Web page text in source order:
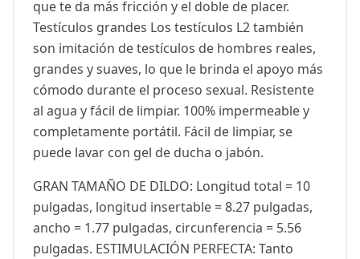
que te da más fricción y el doble de placer.
Testículos grandes Los testículos L2 también
son imitación de testículos de hombres reales,
grandes y suaves, lo que le brinda el apoyo más
cómodo durante el proceso sexual. Resistente
al agua y fácil de limpiar. 100% impermeable y
completamente portátil. Fácil de limpiar, se
puede lavar con gel de ducha o jabón.
GRAN TAMAÑO DE DILDO: Longitud total = 10
pulgadas, longitud insertable = 8.27 pulgadas,
ancho = 1.77 pulgadas, circunferencia = 5.56
pulgadas. ESTIMULACIÓN PERFECTA: Tanto